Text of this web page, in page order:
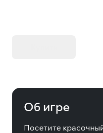
Об игре
Посетите